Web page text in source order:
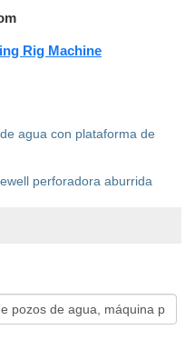
Rig Machine
agua con plataforma de
perforadora aburrida